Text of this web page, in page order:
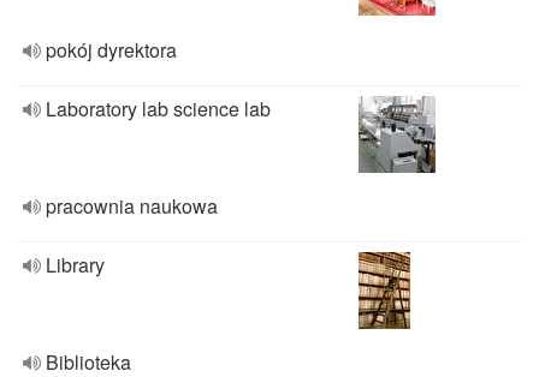
pokój dyrektora
Laboratory lab science lab
pracownia naukowa
Library
Biblioteka